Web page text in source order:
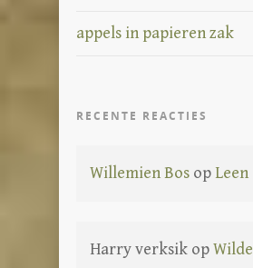
appels in papieren zak
RECENTE REACTIES
Willemien Bos opLeen
Harry verksik opWilde